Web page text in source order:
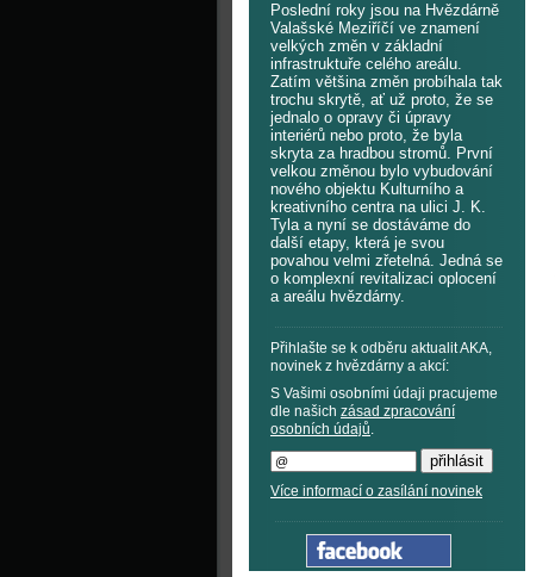
Poslední roky jsou na Hvězdárně
Valašské Meziříčí ve znamení
velkých změn v základní
infrastruktuře celého areálu.
Zatím většina změn probíhala tak
trochu skrytě, ať už proto, že se
jednalo o opravy či úpravy
interiérů nebo proto, že byla
skryta za hradbou stromů. První
velkou změnou bylo vybudování
nového objektu Kulturního a
kreativního centra na ulici J. K.
Tyla a nyní se dostáváme do
další etapy, která je svou
povahou velmi zřetelná. Jedná se
o komplexní revitalizaci oplocení
a areálu hvězdárny.
Přihlašte se k odběru aktualit AKA,
novinek z hvězdárny a akcí:
S Vašimi osobními údaji pracujeme
dle našich zásad zpracování
osobních údajů.
Více informací o zasílání novinek